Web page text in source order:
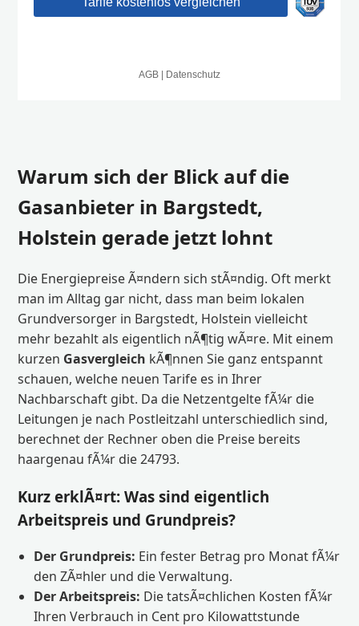
Warum sich der Blick auf die
Gasanbieter in Bargstedt,
Holstein gerade jetzt lohnt
Die Energiepreise Ã¤ndern sich stÃ¤ndig. Oft merkt
man im Alltag gar nicht, dass man beim lokalen
Grundversorger in Bargstedt, Holstein vielleicht
mehr bezahlt als eigentlich nÃ¶tig wÃ¤re. Mit einem
kurzen Gasvergleich kÃ¶nnen Sie ganz entspannt
schauen, welche neuen Tarife es in Ihrer
Nachbarschaft gibt. Da die Netzentgelte fÃ¼r die
Leitungen je nach Postleitzahl unterschiedlich sind,
berechnet der Rechner oben die Preise bereits
haargenau fÃ¼r die 24793.
Kurz erklÃ¤rt: Was sind eigentlich
Arbeitspreis und Grundpreis?
Der Grundpreis: Ein fester Betrag pro Monat fÃ¼r
den ZÃ¤hler und die Verwaltung.
Der Arbeitspreis: Die tatsÃ¤chlichen Kosten fÃ¼r
Ihren Verbrauch in Cent pro Kilowattstunde